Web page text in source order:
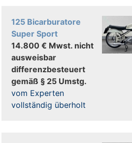
125 Bicarburatore
Super Sport
14.800 € Mwst. nicht
ausweisbar
differenzbesteuert
gemäß § 25 Umstg.
vom Experten
vollständig überholt